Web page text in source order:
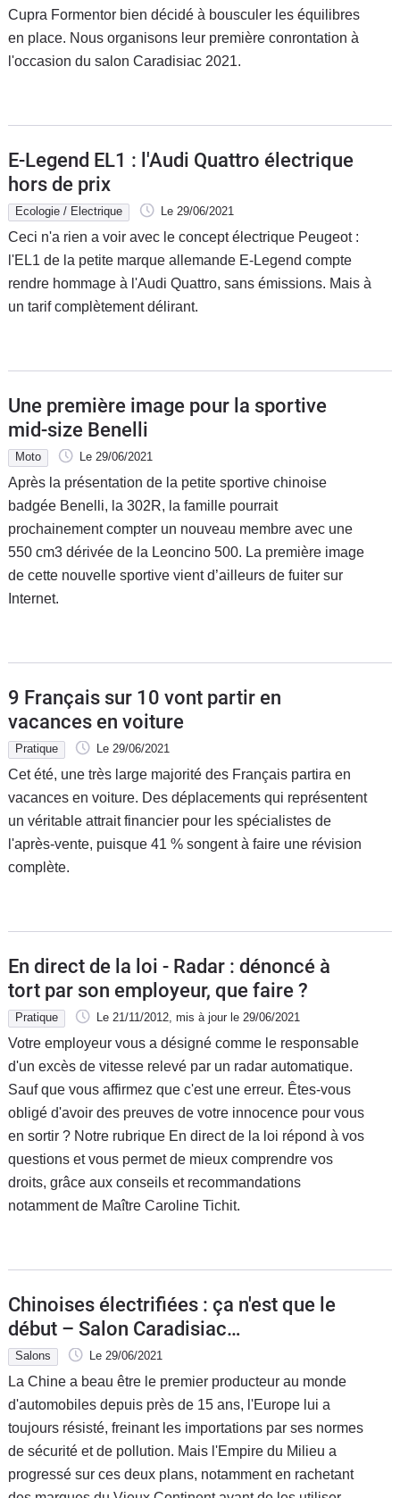
Cupra Formentor bien décidé à bousculer les équilibres
en place. Nous organisons leur première conrontation à
l'occasion du salon Caradisiac 2021.
E-Legend EL1 : l'Audi Quattro électrique
hors de prix
Ecologie / Electrique Le 29/06/2021
Ceci n'a rien a voir avec le concept électrique Peugeot :
l'EL1 de la petite marque allemande E-Legend compte
rendre hommage à l'Audi Quattro, sans émissions. Mais à
un tarif complètement délirant.
Une première image pour la sportive
mid-size Benelli
Moto Le 29/06/2021
Après la présentation de la petite sportive chinoise
badgée Benelli, la 302R, la famille pourrait
prochainement compter un nouveau membre avec une
550 cm3 dérivée de la Leoncino 500. La première image
de cette nouvelle sportive vient d’ailleurs de fuiter sur
Internet.
9 Français sur 10 vont partir en
vacances en voiture
Pratique Le 29/06/2021
Cet été, une très large majorité des Français partira en
vacances en voiture. Des déplacements qui représentent
un véritable attrait financier pour les spécialistes de
l'après-vente, puisque 41 % songent à faire une révision
complète.
En direct de la loi - Radar : dénoncé à
tort par son employeur, que faire ?
Pratique Le 21/11/2012, mis à jour le 29/06/2021
Votre employeur vous a désigné comme le responsable
d'un excès de vitesse relevé par un radar automatique.
Sauf que vous affirmez que c'est une erreur. Êtes-vous
obligé d'avoir des preuves de votre innocence pour vous
en sortir ? Notre rubrique En direct de la loi répond à vos
questions et vous permet de mieux comprendre vos
droits, grâce aux conseils et recommandations
notamment de Maître Caroline Tichit.
Chinoises électrifiées : ça n'est que le
début – Salon Caradisiac
Électrique/Hybride 2021
Salons Le 29/06/2021
La Chine a beau être le premier producteur au monde
d'automobiles depuis près de 15 ans, l'Europe lui a
toujours résisté, freinant les importations par ses normes
de sécurité et de pollution. Mais l'Empire du Milieu a
progressé sur ces deux plans, notamment en rachetant